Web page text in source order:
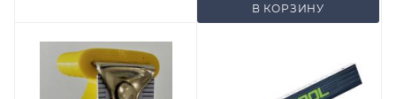
В КОРЗИНУ